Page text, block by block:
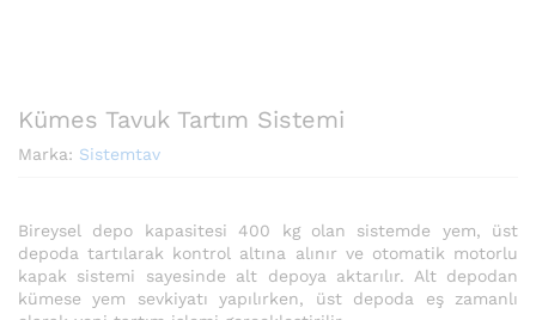
Kümes Tavuk Tartım Sistemi
Marka: Sistemtav
Bireysel depo kapasitesi 400 kg olan sistemde yem, üst
depoda tartılarak kontrol altına alınır ve otomatik motorlu
kapak sistemi sayesinde alt depoya aktarılır. Alt depodan
kümese yem sevkiyatı yapılırken, üst depoda eş zamanlı